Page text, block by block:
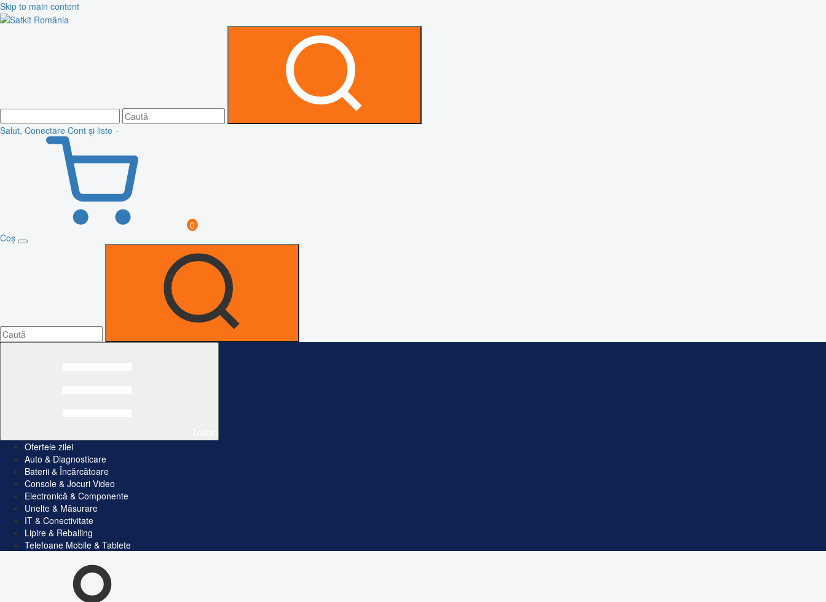
Skip to main content
Salut, Conectare Cont și liste
0
Coș
Ofertele zilei
Auto & Diagnosticare
Baterii & Încărcătoare
Console & Jocuri Video
Electronică & Componente
Unelte & Măsurare
IT & Conectivitate
Lipire & Reballing
Telefoane Mobile & Tablete